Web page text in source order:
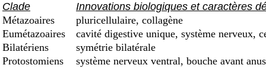
Clade
Innovations biologiques et caractères
Métazoaires
pluricellulaire, collagène
Eumétazoaires
cavité digestive unique, système nerveux,
Bilatériens
symétrie bilatérale
Protostomiens
système nerveux ventral, bouche avant anus